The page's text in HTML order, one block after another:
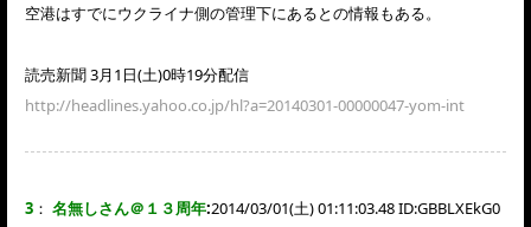
空港はすでにウクライナ側の管理下にあるとの情報もある。
読売新聞 3月1日(土)0時19分配信
http://headlines.yahoo.co.jp/hl?a=20140301-00000047-yom-int
3 ： 名無しさん＠１３周年:2014/03/01(土) 01:11:03.48 ID:GBBLXEkG0